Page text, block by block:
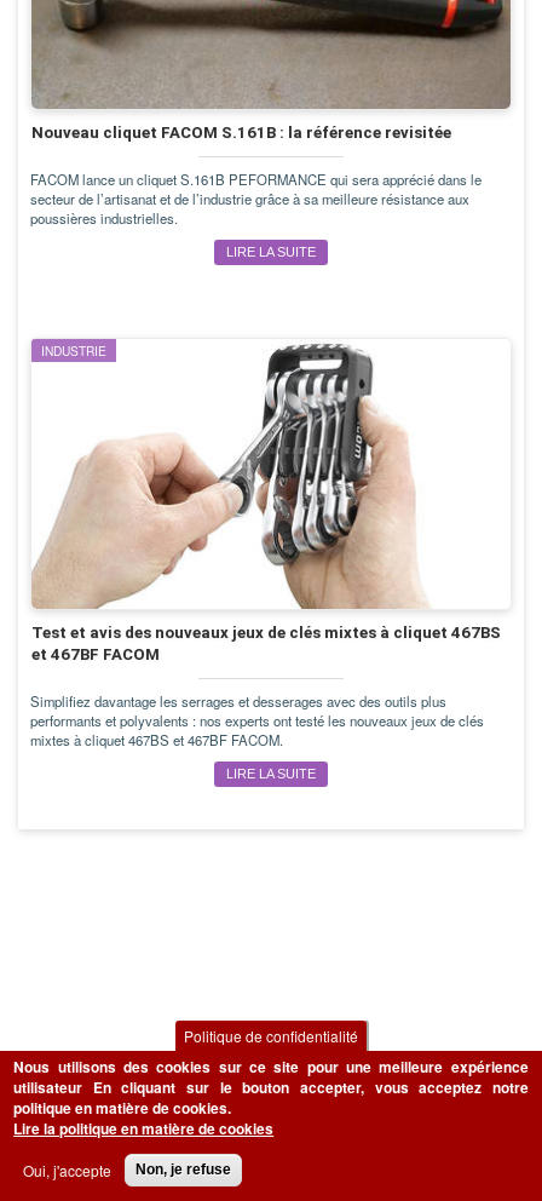
Nouveau cliquet FACOM S.161B : la référence revisitée
FACOM lance un cliquet S.161B PEFORMANCE qui sera apprécié dans le
secteur de l’artisanat et de l’industrie grâce à sa meilleure résistance aux
poussières industrielles.
LIRE LA SUITE
INDUSTRIE
Test et avis des nouveaux jeux de clés mixtes à cliquet 467BS
et 467BF FACOM
Simplifiez davantage les serrages et desserages avec des outils plus
performants et polyvalents : nos experts ont testé les nouveaux jeux de clés
mixtes à cliquet 467BS et 467BF FACOM.
LIRE LA SUITE
Politique de confidentialité
Nous utilisons des cookies sur ce site pour une meilleure expérience
utilisateur En cliquant sur le bouton accepter, vous acceptez notre
politique en matière de cookies.
Lire la politique en matière de cookies
Oui, j'accepte Non, je refuse